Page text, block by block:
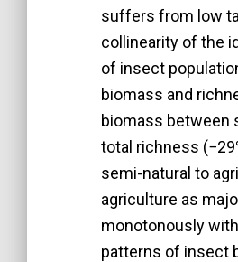
suffers from low
collinearity of the
of insect
biomass and
biomass between
total richness
semi-natural to
agriculture as
monotonously
patterns of insect